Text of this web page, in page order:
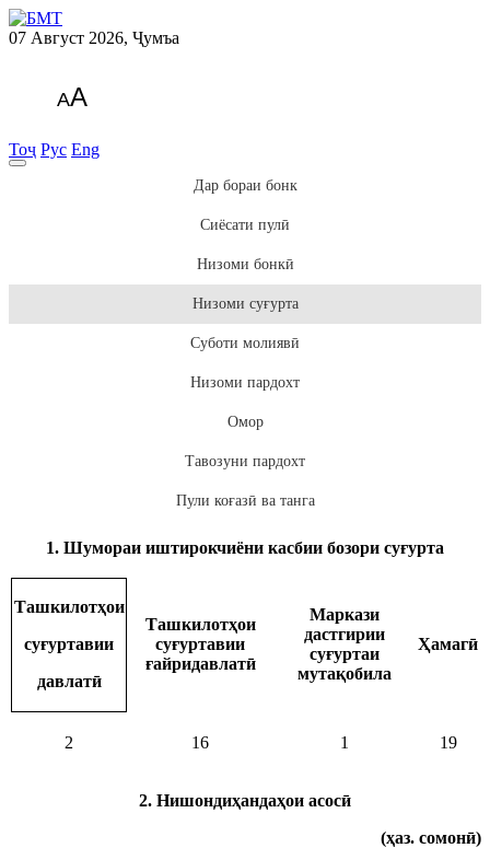
07 Август 2026, Ҷумъа
AA
Тоҷ Рус Eng
Дар бораи бонк
Сиёсати пулӣ
Низоми бонкӣ
Низоми суғурта
Суботи молиявӣ
Низоми пардохт
Омор
Тавозуни пардохт
Пули коғазӣ ва танга
1. Шумораи иштирокчиёни касбии бозори суғурта
Ташкилотҳои
суғуртавии
давлатӣ
Ташкилотҳои
суғуртавии
ғайридавлатӣ
Маркази
дастгирии
суғуртаи
мутақобила
Ҳамагӣ
2 16 1 19
2. Нишондиҳандаҳои асосӣ
(ҳаз. сомонӣ)